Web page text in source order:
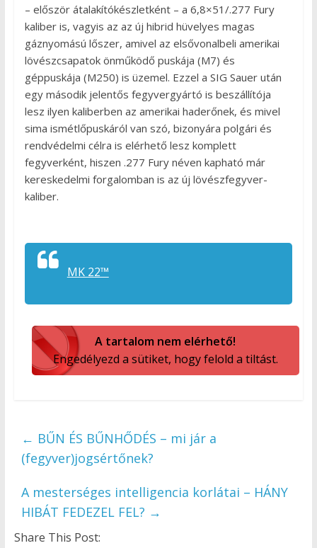
– először átalakítókészletként – a 6,8×51/.277 Fury
kaliber is, vagyis az az új hibrid hüvelyes magas
gáznyomású lőszer, amivel az elsővonalbeli amerikai
lövészcsapatok önműködő puskája (M7) és
géppuskája (M250) is üzemel. Ezzel a SIG Sauer után
egy második jelentős fegyvergyártó is beszállítója
lesz ilyen kaliberben az amerikai haderőnek, és mivel
sima ismétlőpuskáról van szó, bizonyára polgári és
rendvédelmi célra is elérhető lesz komplett
fegyverként, hiszen .277 Fury néven kapható már
kereskedelmi forgalomban is az új lövészfegyver-
kaliber.
MK 22™
A tartalom nem elérhető!
Engedélyezd a sütiket, hogy felold a tiltást.
← BŰN ÉS BŰNHŐDÉS – mi jár a
(fegyver)jogsértőnek?
A mesterséges intelligencia korlátai – HÁNY
HIBÁT FEDEZEL FEL? →
Share This Post: